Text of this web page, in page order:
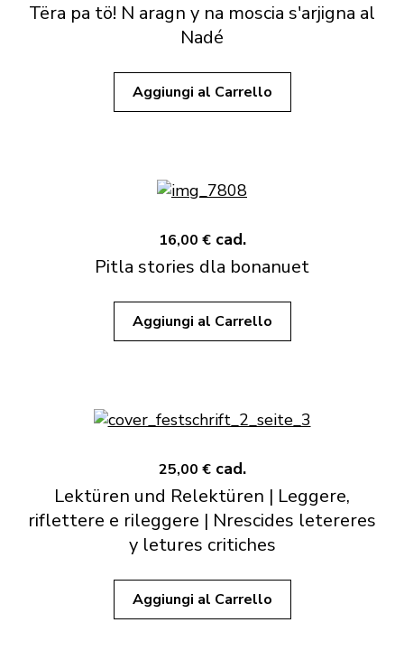
Tëra pa tö! N aragn y na moscia s'arjigna al
Nadé
Aggiungi al Carrello
16,00 € cad.
Pitla stories dla bonanuet
Aggiungi al Carrello
25,00 € cad.
Lektüren und Relektüren | Leggere,
riflettere e rileggere | Nrescides letereres
y letures critiches
Aggiungi al Carrello